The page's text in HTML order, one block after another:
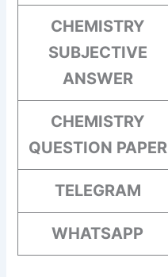
CHEMISTRY
SUBJECTIVE
ANSWER
CHEMISTRY
QUESTION PAPER
TELEGRAM
WHATSAPP